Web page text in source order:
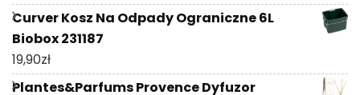
Curver Kosz Na Odpady Ograniczne 6L
Biobox 231187
19,90zł
Plantes&Parfums Provence Dyfuzor